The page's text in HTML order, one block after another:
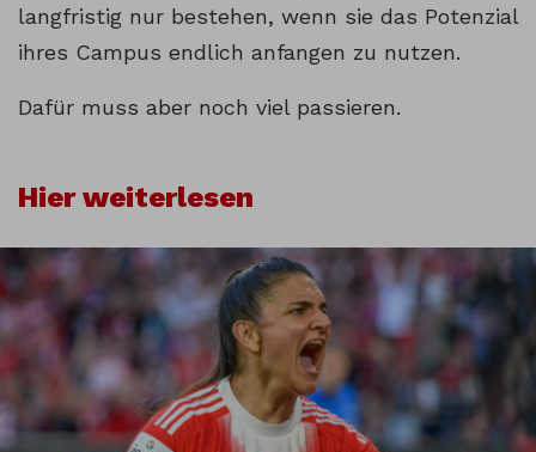
langfristig nur bestehen, wenn sie das Potenzial
ihres Campus endlich anfangen zu nutzen.
Dafür muss aber noch viel passieren.
Hier weiterlesen